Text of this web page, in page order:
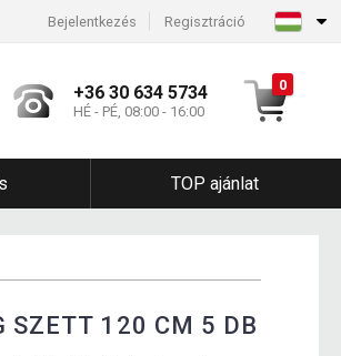
Bejelentkezés Regisztráció
+36 30 634 5734
HÉ - PÉ, 08:00 - 16:00
0
TOP ajánlat
SZETT 120 CM 5 DB